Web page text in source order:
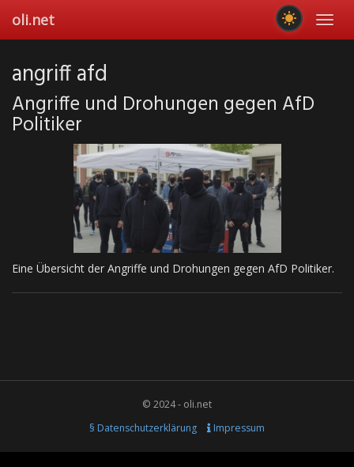
main
oli.net
angriff afd
Angriffe und Drohungen gegen AfD
Politiker
Eine Übersicht der Angriffe und Drohungen gegen AfD Politiker.
© 2024 - oli.net
§ Datenschutzerklärung
Impressum